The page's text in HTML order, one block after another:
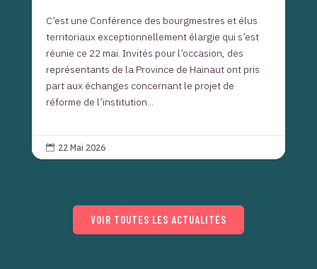
C’est une Conférence des bourgmestres et élus
territoriaux exceptionnellement élargie qui s’est
réunie ce 22 mai. Invités pour l’occasion, des
représentants de la Province de Hainaut ont pris
part aux échanges concernant le projet de
réforme de l’institution...
 22 Mai 2026
VOIR TOUTES LES ACTUALITÉS